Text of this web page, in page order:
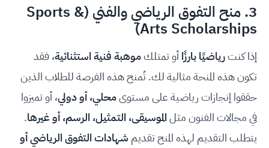
3. منح التفوق الرياضي والفني (Sports &
Arts Scholarships)
إذا كنترياضيًا بارزًاأو تمتلكموهبة فنية استثنائية، فقد
تكون هذه المنحة مثالية لك. تُمنح هذه الفرصة للطلاب الذين
حققوا إنجازات رياضية على مستوىمحلي، أو دولي، أو تميزوا
في مجالات الفنون مثلالموسيقى، التمثيل، الرسم، أو غيرها.
يتطلب التقديم لهذه المنح تقديم شهادات التفوق الرياضي أو